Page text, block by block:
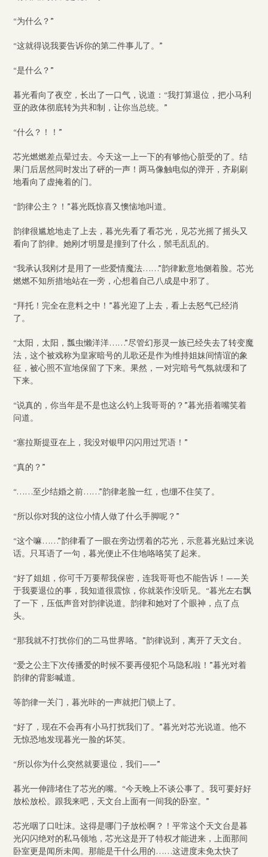
“为什么？”
“这就得说我要告诉你的第二件事儿了。”
“是什么？”
暮光看向了夜空，长出了一口气，说道：“我打算退位，把小马利
亚的政体彻底转为共和制，让你当总统。”
“什么？！！”
芯光燃燃差点晕过去。今天这一上一下的有够他心脏受的了。结
果门后居然同时发出了砰的一声！两马像触电似的弹开，齐刷刷
地看向了虚掩着的门。
“韵律公主？！”暮光既惊喜又懊恼地叫道。
韵律很尴尬地走了上去，暮光先看了看芯光，见芯光摇了摇头又
看向了韵律。她刚才明显是撞到了什么，鬃毛乱乱的。
“我承认我刚才是用了一些爱情魔法……”韵律歉意地侧着脸。芯光
燃燃不知所措地站在一旁，心想着自己八成是中邪了。
“拜托！完全在意料之中！”暮光迎了上去，看上去怒气已经消
了。
“太阳，太阳，瓢虫懒洋洋……”尽管幻形灵一族已经失去了转变魔
法，这个被戏称为皇家暗号的儿歌还是作为维持姐妹间情谊的象
征，被心照不宣地保留了下来。果然，一对完暗号气氛就缓和了
下来。
“说真的，你当年是不是也这么钓上我哥哥的？”暮光捂着嘴笑着
问道。
“塞拉斯提亚在上，我没对银甲闪闪用过咒语！”
“真的？”
“……至少结婚之前……”韵律老脸一红，也绷不住笑了。
“所以你对我的这位小情人做了什么手脚呢？”
“这个嘛……”韵律看了一眼在旁边愣着的芯光，示意暮光贴过来说
话。只耳语了一句，暮光便止不住地咯咯笑了起来。
“好了姐姐，你可千万要帮我保密，连我哥哥也不能告诉！——关
于我要退位的事，我知道很震惊，你就装作没听见。“暮光左右飘
了一下，压低声音对韵律说道。韵律和她对了个眼神，点了点
头。
“那我就不打扰你们的二马世界咯。”韵律说到，离开了天文台。
“爱之公主下次传播爱的时候不要再侵犯个马隐私啦！”暮光对着
韵律的背影喊道。
等韵律一关门，暮光咔的一声就把门锁上了。
“好了，现在不会再有小马打扰我们了。”暮光对芯光说道。他不
无惊恐地发现暮光一脸的坏笑。
“所以你为什么突然就要退位，我们——”
暮光一伸蹄堵住了芯光的嘴。“今天晚上不谈公事了。我可要好好
放松放松。跟我来吧，天文台上面有一间我的卧室。”
芯光咽了口吐沫。这得是哪门子放松啊？！平常这个天文台是暮
光闪闪绝对的私马领地，芯光这是开了特权才能进来，上面那间
卧室更是闻所未闻。那能是干什么用的……这进度未免太快了